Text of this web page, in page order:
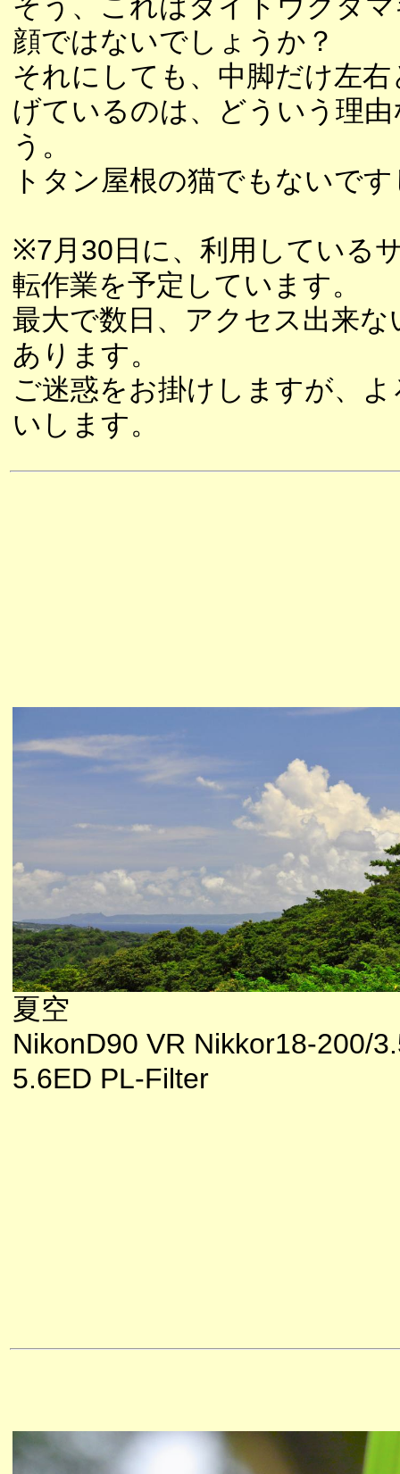
顔ではないでしょうか？
それにしても、中脚だけ左
げているのは、どういう理
う。
トタン屋根の猫でもないで
※7月30日に、利用している
転作業を予定しています。
最大で数日、アクセス出来な
あります。
ご迷惑をお掛けしますが、
いします。
夏空
NikonD90 VR Nikkor18-200/
5.6ED PL-Filter